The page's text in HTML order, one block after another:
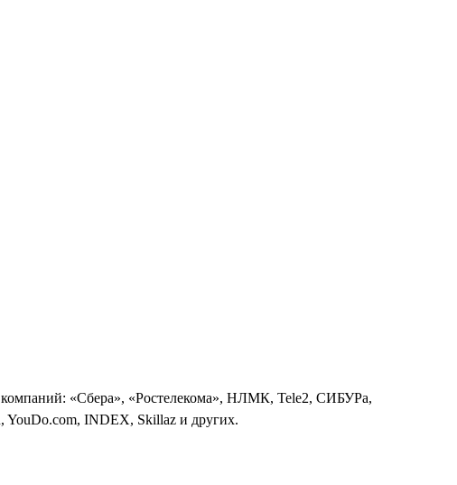
«Сбера», «Ростелекома», НЛМК, Tele2, СИБУРа,
YouDo.com, INDEX, Skillaz и других.